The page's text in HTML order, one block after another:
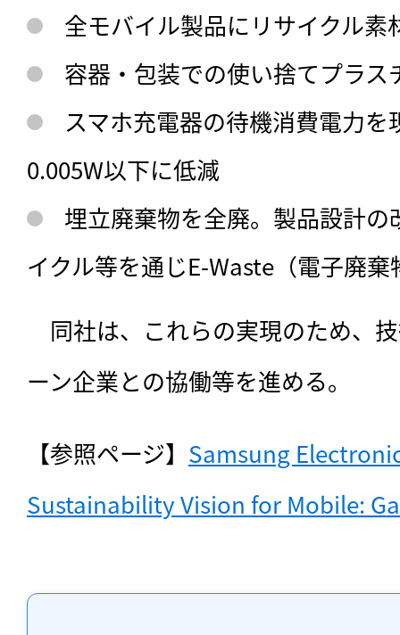
全モバイル製品にリサイクル素
容器・包装での使い捨てプラス
スマホ充電器の待機消費電力を
0.005W以下に低減
埋立廃棄物を全廃。製品設計
イクル等を通じE-Waste（電子廃
同社は、これらの実現のため、
ーン企業との協働等を進める。
【参照ページ】 Samsung
Sustainability Vision for Mobile: